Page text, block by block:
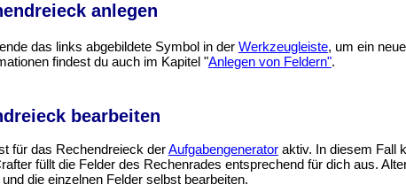
anlegen
das links abgebildete Symbol in der Werkzeugleiste, um ein
findest du auch im Kapitel "Anlegen von Feldern".
bearbeiten
für das Rechendreieck derAufgabengeneratoraktiv. In diesem Fall
füllt die Felder des Rechenrades entsprechend für dich aus.
die einzelnen Felder selbst bearbeiten.